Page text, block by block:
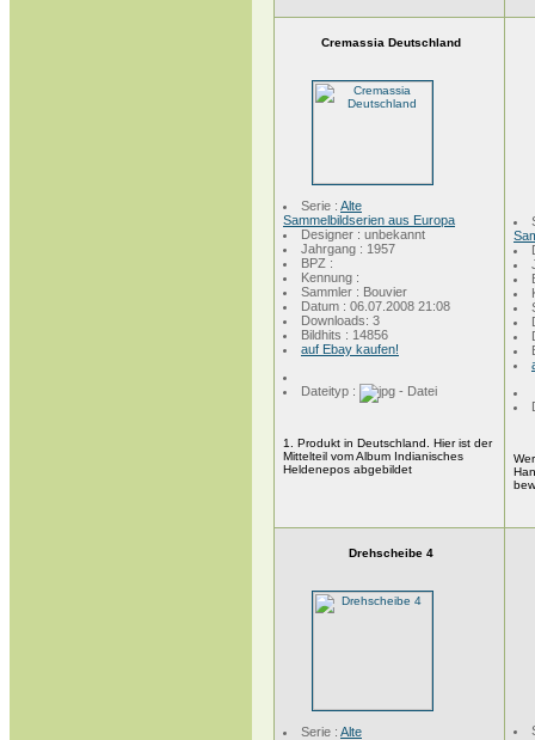
Cremassia Deutschland
Serie : Alte
Sammelbildserien aus Europa
Designer : unbekannt
Jahrgang : 1957
BPZ :
Kennung :
Sammler : Bouvier
Datum : 06.07.2008 21:08
Downloads: 3
Bildhits : 14856
auf Ebay kaufen!
Dateityp :
1. Produkt in Deutschland. Hier ist der
Mittelteil vom Album Indianisches
Heldenepos abgebildet
Drehscheibe 4
Serie : Alte